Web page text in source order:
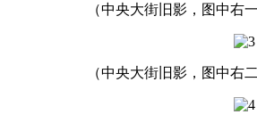
（中央大街旧影，图中右
（中央大街旧影，图中右